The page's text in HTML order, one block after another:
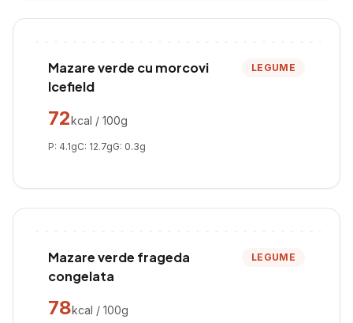
Mazare verde cu morcovi
Icefield
LEGUME
72kcal / 100g
P: 4.1gC: 12.7gG: 0.3g
Mazare verde frageda
congelata
LEGUME
78kcal / 100g